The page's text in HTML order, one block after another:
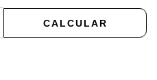
CALCULAR